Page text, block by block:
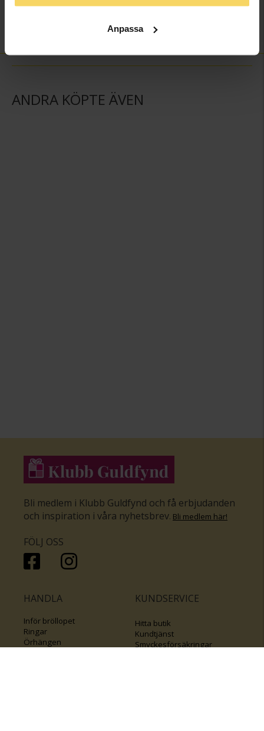
Anpassa
4.60
ANDRA KÖPTE ÄVEN
Bli medlem i Klubb Guldfynd och få erbjudanden
och inspiration i våra nyhetsbrev. Bli medlem här!
FÖLJ OSS
HANDLA
Inför bröllopet
Ringar
Örhängen
KUNDSERVICE
Hitta butik
Kundtjänst
Smyckesförsäkringar